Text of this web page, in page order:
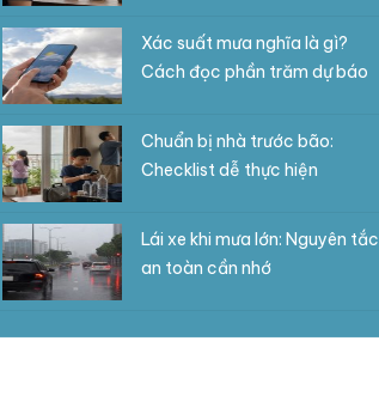
Xác suất mưa nghĩa là gì?
Cách đọc phần trăm dự báo
Chuẩn bị nhà trước bão:
Checklist dễ thực hiện
Lái xe khi mưa lớn: Nguyên tắc
an toàn cần nhớ